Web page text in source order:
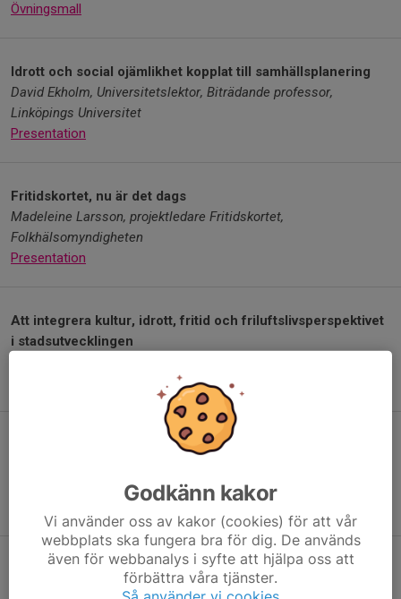
Övningsmall
Idrott och social ojämlikhet kopplat till samhällsplanering
David Ekholm, Universitetslektor, Biträdande professor,
Linköpings Universitet
Presentation
Fritidskortet, nu är det dags
Madeleine Larsson, projektledare Fritidskortet,
Folkhälsomyndigheten
Presentation
Att integrera kultur, idrott, fritid och friluftslivsperspektivet
i stadsutvecklingen
NärCon - Hur fixar man Norra Europas största spel- och
Sam Anlér, initiativtagare av NärCon.
En verklig motor för ungas inflytande
Adrita Ahmed och Sofie Helander, Ungdomsombud, Linköpings
Godkänn kakor
Vi använder oss av kakor (cookies) för att vår
webbplats ska fungera bra för dig. De används
även för webbanalys i syfte att hjälpa oss att
förbättra våra tjänster.